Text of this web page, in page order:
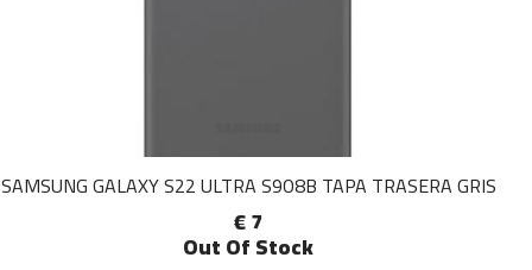
SAMSUNG GALAXY S22 ULTRA S9O8B TAPA TRASERA GRIS
€ 7
Out Of Stock